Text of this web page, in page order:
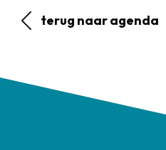
terug naar agenda